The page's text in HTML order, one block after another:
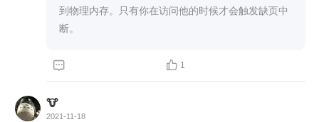
到物理内存。只有你在访问他的时候才会触发缺页中
断。
  1
🐮
2021-11-18